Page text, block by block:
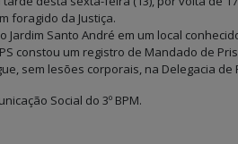
foragido da Justiça.
Jardim Santo André em um local
constou um registro de Mandado de
sem lesões corporais, na Delegacia
Social do 3º BPM.